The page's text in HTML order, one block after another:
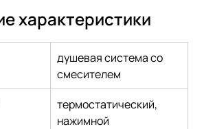
характеристики
душевая система со
смесителем
термостатический,
нажимной